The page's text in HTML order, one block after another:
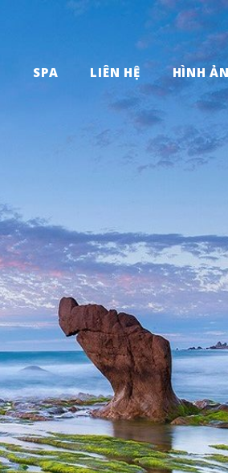
SPA LIÊN HỆ HÌNH